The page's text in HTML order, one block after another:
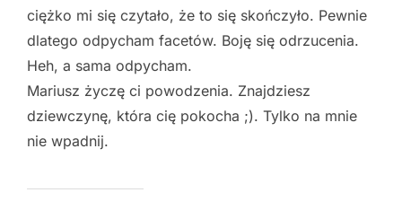
ciężko mi się czytało, że to się skończyło. Pewnie
dlatego odpycham facetów. Boję się odrzucenia.
Heh, a sama odpycham.
Mariusz życzę ci powodzenia. Znajdziesz
dziewczynę, która cię pokocha ;). Tylko na mnie
nie wpadnij.